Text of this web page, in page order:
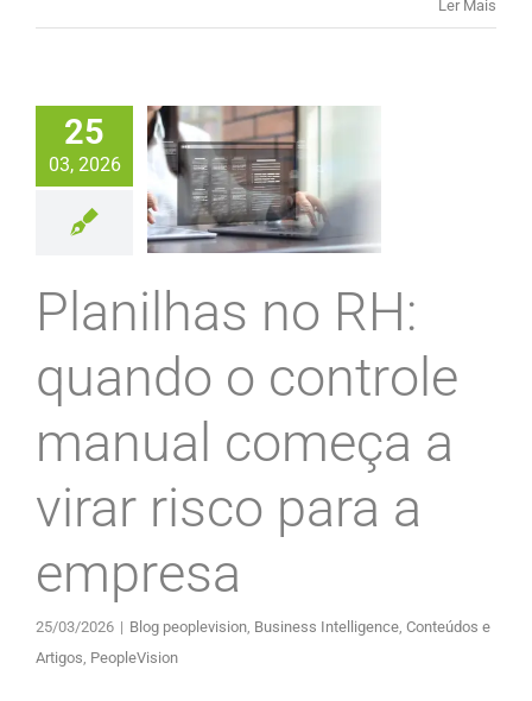
Ler Mais
25
03, 2026
Planilhas no RH:
quando o controle
manual começa a
virar risco para a
empresa
25/03/2026 | Blog peoplevision, Business Intelligence, Conteúdos e
Artigos, PeopleVision